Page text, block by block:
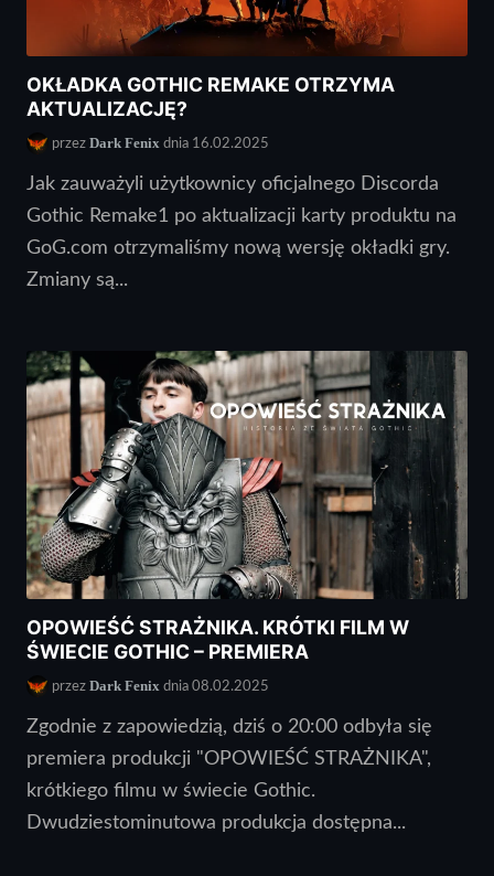
OKŁADKA GOTHIC REMAKE OTRZYMA
AKTUALIZACJĘ?
przez Dark Fenix dnia 16.02.2025
Jak zauważyli użytkownicy oficjalnego Discorda
Gothic Remake1 po aktualizacji karty produktu na
GoG.com otrzymaliśmy nową wersję okładki gry.
Zmiany są...
OPOWIEŚĆ STRAŻNIKA. KRÓTKI FILM W
ŚWIECIE GOTHIC – PREMIERA
przez Dark Fenix dnia 08.02.2025
Zgodnie z zapowiedzią, dziś o 20:00 odbyła się
premiera produkcji "OPOWIEŚĆ STRAŻNIKA",
krótkiego filmu w świecie Gothic.
Dwudziestominutowa produkcja dostępna...